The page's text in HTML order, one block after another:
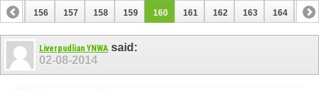
155 156 157 158 159 160 161 162 163 164 165
175 176
Liverpudlian YNWA said:
02-08-2014